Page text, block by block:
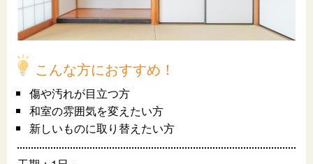
こんな方におすすめ！
傷や汚れが目立つ方
和室の雰囲気を変えたい方
新しいものに取り替えたい方